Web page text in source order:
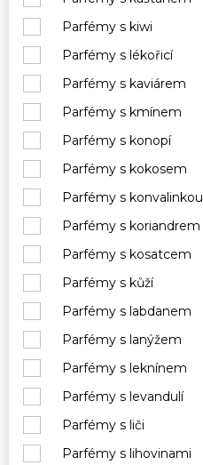
Parfémy s kiwi
Parfémy s lékořicí
Parfémy s kaviárem
Parfémy s kmínem
Parfémy s konopí
Parfémy s kokosem
Parfémy s konvalinkou
Parfémy s koriandrem
Parfémy s kosatcem
Parfémy s kůží
Parfémy s labdanem
Parfémy s lanýžem
Parfémy s leknínem
Parfémy s levandulí
Parfémy s liči
Parfémy s lihovinami